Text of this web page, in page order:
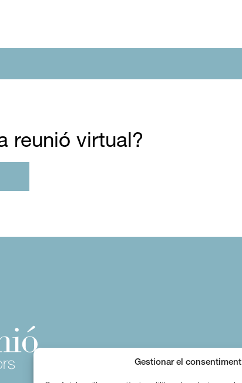
Gestionar el consentiment
reunió virtual?